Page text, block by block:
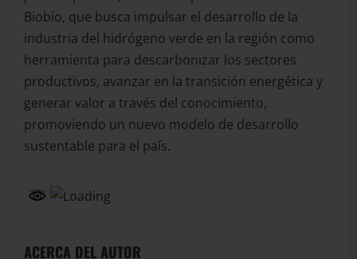
Biobío, que busca impulsar el desarrollo de la
industria del hidrógeno verde en la región como
herramienta para descarbonizar los sectores
productivos, avanzar en la transición energética y
generar valor a través del conocimiento,
promoviendo un nuevo modelo de desarrollo
sustentable para el país.
ACERCA DEL AUTOR